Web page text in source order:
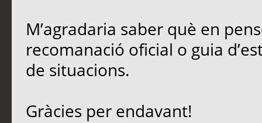
M’agradaria saber què en
recomanació oficial o guia
de situacions.
Gràcies per endavant!